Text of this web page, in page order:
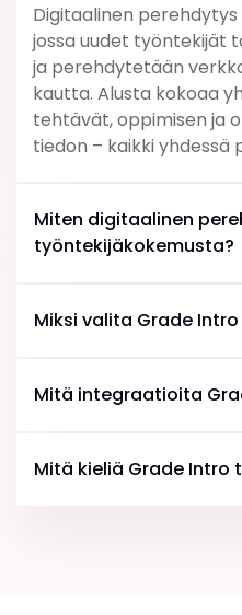
Digitaalinen
jossa uudet työntekijät
ja perehdytetään
kautta. Alusta kokoaa
tehtävät, oppimisen ja
tiedon – kaikki yhdessä
Miten digitaalinen
työntekijäkokemusta?
Miksi valita Grade
Mitä integraatioita
Mitä kieliä Grade Intro